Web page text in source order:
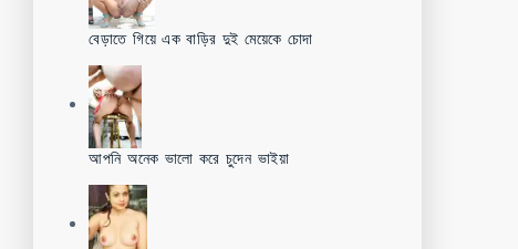
বেড়াতে গিয়ে এক বাড়ির দুই মেয়েকে চোদা
আপনি অনেক ভালো করে চুদেন ভাইয়া